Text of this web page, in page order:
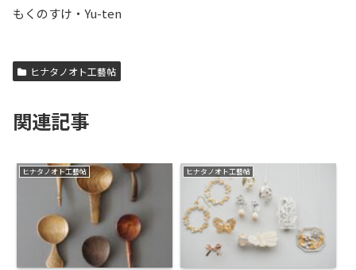
もくのすけ・Yu-ten
ヒナタノオト工藝帖
関連記事
ヒナタノオト工藝帖 ヒナタノオト工藝帖